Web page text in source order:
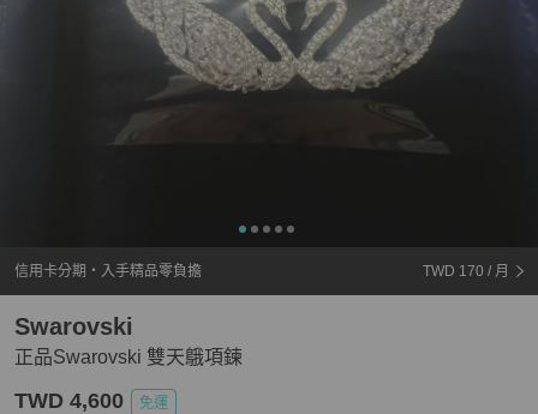
信用卡分期・入手精品零負擔 TWD 170 / 月
正品Swarovski 雙天䳘項鍊
Swarovski
TWD 4,600 免運